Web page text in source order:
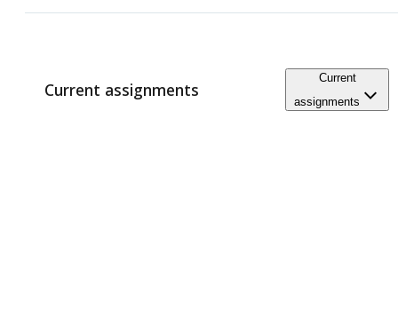
Current assignments
Current
assignments